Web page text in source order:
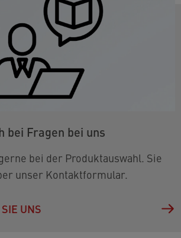
bei Fragen bei uns
bei der Produktauswahl. Sie
unser Kontaktformular.
UNS